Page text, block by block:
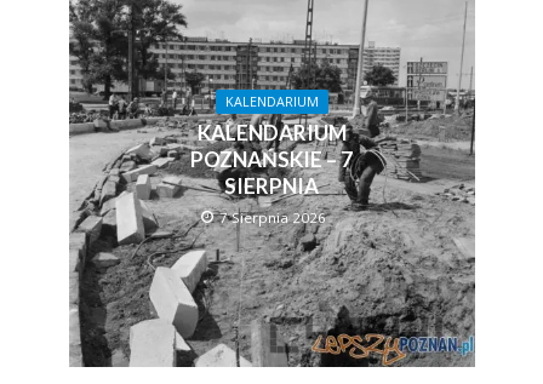
KALENDARIUM
KALENDARIUM
POZNAŃSKIE – 7
SIERPNIA
7 Sierpnia 2026